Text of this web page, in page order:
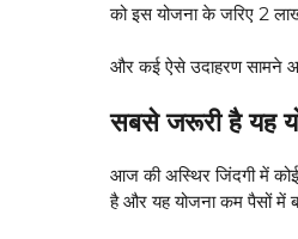
को इस योजना के जरिए ₹2
और कई ऐसे उदाहरण सामने आए
सबसे जरूरी है यह
आज की अस्थिर जिंदगी में कोई
है और यह योजना कम पैसों में